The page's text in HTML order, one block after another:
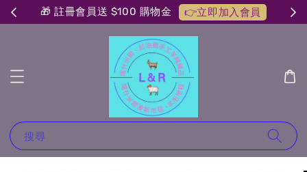
🎁 註冊會員送 $100 購物金 👉立即加入會員
搜尋